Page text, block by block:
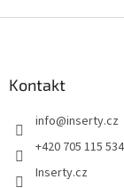
Kontakt
info@inserty.cz
+420 705 115 534
Inserty.cz